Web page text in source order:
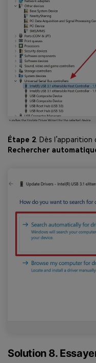
Étape 2 . Dès
Rechercher
Solution 8.